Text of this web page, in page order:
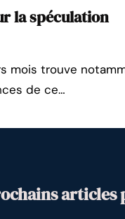
la spéculation
mois trouve
de ce…
articles